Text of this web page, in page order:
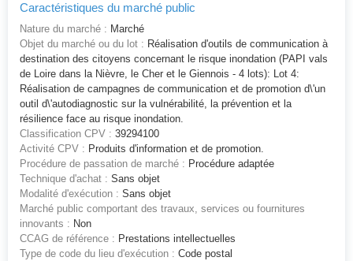
Caractéristiques du marché public
Nature du marché : Marché
Objet du marché ou du lot : Réalisation d'outils de communication à
destination des citoyens concernant le risque inondation (PAPI vals
de Loire dans la Nièvre, le Cher et le Giennois - 4 lots): Lot 4:
Réalisation de campagnes de communication et de promotion d\'un
outil d\'autodiagnostic sur la vulnérabilité, la prévention et la
résilience face au risque inondation.
Classification CPV : 39294100
Activité CPV : Produits d'information et de promotion.
Procédure de passation de marché : Procédure adaptée
Technique d'achat : Sans objet
Modalité d'exécution : Sans objet
Marché public comportant des travaux, services ou fournitures
innovants : Non
CCAG de référence : Prestations intellectuelles
Type de code du lieu d'exécution : Code postal